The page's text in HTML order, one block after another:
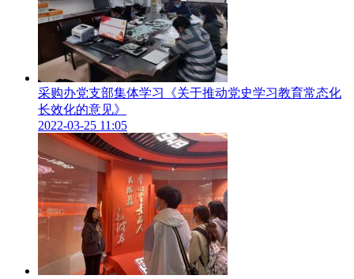
采购办党支部集体学习《关于推动党史学习教育常态化
长效化的意见》
2022-03-25 11:05